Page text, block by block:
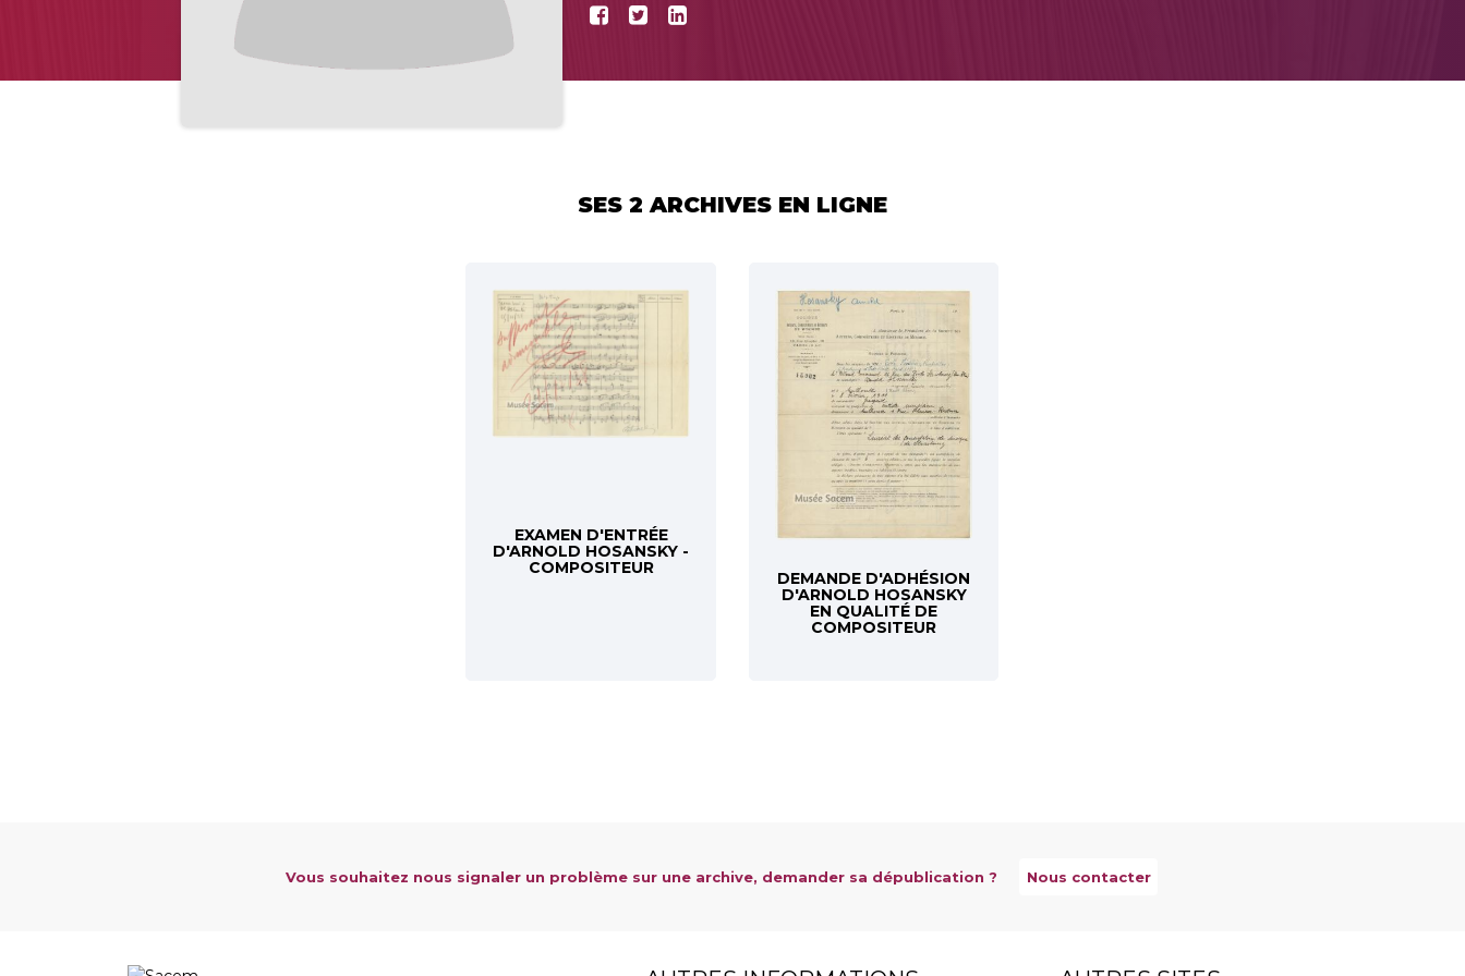
SES 2 ARCHIVES EN LIGNE
EXAMEN D'ENTRÉE
D'ARNOLD HOSANSKY -
COMPOSITEUR
DEMANDE D'ADHÉSION
D'ARNOLD HOSANSKY
EN QUALITÉ DE
COMPOSITEUR
Vous souhaitez nous signaler un problème sur une archive, demander sa dépublication ? Nous contacter